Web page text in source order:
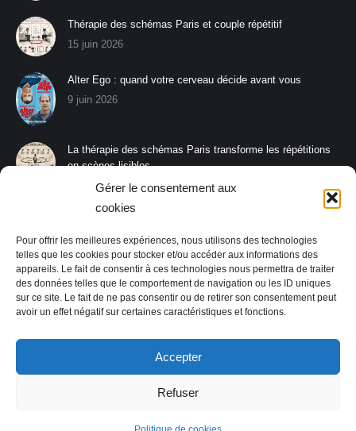
Gérer le consentement aux
cookies
Pour offrir les meilleures expériences, nous utilisons des technologies
telles que les cookies pour stocker et/ou accéder aux informations des
appareils. Le fait de consentir à ces technologies nous permettra de traiter
des données telles que le comportement de navigation ou les ID uniques
sur ce site. Le fait de ne pas consentir ou de retirer son consentement peut
avoir un effet négatif sur certaines caractéristiques et fonctions.
Accepter
Refuser
Thérapie des schémas Paris et couple répétitif
15 juin 2026
Alter Ego : quand votre cerveau décide avant vous
9 juin 2026
La thérapie des schémas Paris transforme les répétitions
en scènes lisibles
8 juin 2026
La thérapie des schémas Paris aide à s’affirmer sans
26 mai 2026
75014